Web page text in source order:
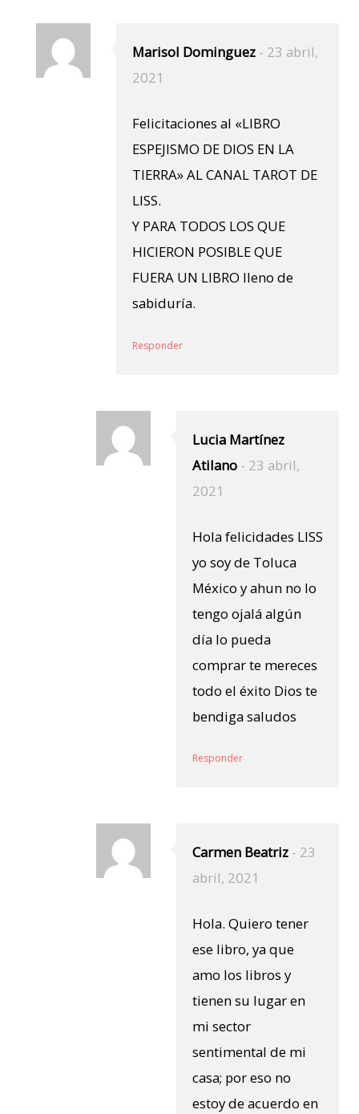
Marisol Dominguez - 23 abril,
2021
Felicitaciones al «LIBRO
ESPEJISMO DE DIOS EN LA
TIERRA» AL CANAL TAROT DE
LISS.
Y PARA TODOS LOS QUE
HICIERON POSIBLE QUE
FUERA UN LIBRO lleno de
sabiduría.
Responder
Lucia Martínez
Atilano - 23 abril,
2021
Hola felicidades LISS
yo soy de Toluca
México y ahun no lo
tengo ojalá algún
día lo pueda
comprar te mereces
todo el éxito Dios te
bendiga saludos
Responder
Carmen Beatriz - 23
abril, 2021
Hola. Quiero tener
ese libro, ya que
amo los libros y
tienen su lugar en
mi sector
sentimental de mi
casa; por eso no
estoy de acuerdo en